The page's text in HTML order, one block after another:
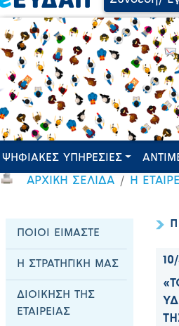
ΨΗΦΙΑΚΕΣ ΥΠΗΡΕΣΙΕΣ
ΑΡΧΙΚΗ ΣΕΛΙΔΑ Η
ΠΟΙΟΙ ΕΙΜΑΣΤΕ
Η ΣΤΡΑΤΗΓΙΚΗ ΜΑΣ
ΔΙΟΙΚΗΣΗ ΤΗΣ
ΕΤΑΙΡΕΙΑΣ